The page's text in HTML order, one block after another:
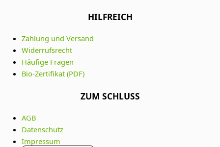
HILFREICH
Zahlung und Versand
Widerrufsrecht
Häufige Fragen
Bio-Zertifikat (PDF)
ZUM SCHLUSS
AGB
Datenschutz
Impressum